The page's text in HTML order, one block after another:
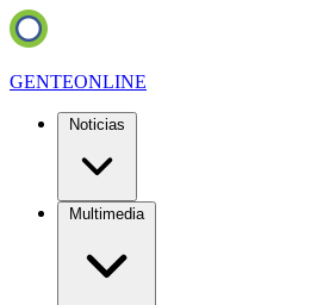
GENTEONLINE
Noticias
Multimedia